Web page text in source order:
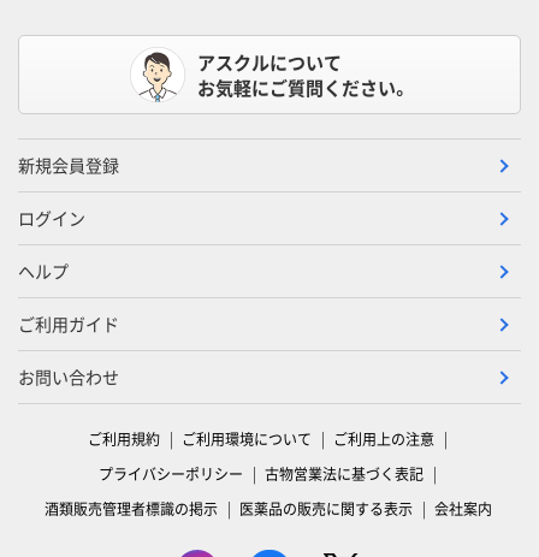
アスクルについて
お気軽にご質問ください。
新規会員登録
ログイン
ヘルプ
ご利用ガイド
お問い合わせ
ご利用規約 ご利用環境について
ご利用上の注意
プライバシーポリシー
古物営業法に基づく表記
酒類販売管理者標識の掲示
医薬品の販売に関する表示 会社案内